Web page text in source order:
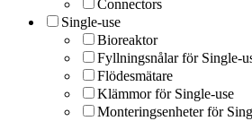
Connectors
Single-use
Bioreaktor
Fyllningsnålar för Single-
Flödesmätare
Klämmor för Single-use
Monteringsenheter för